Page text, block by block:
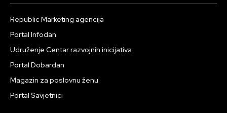
Republic Marketing agencija
Portal Infodan
Udruženje Centar razvojnih inicijativa
Portal Dobardan
Magazin za poslovnu ženu
Portal Savjetnici